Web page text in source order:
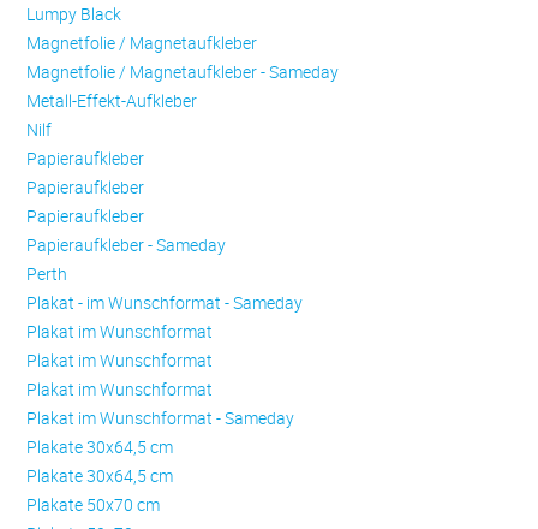
Lumpy Black
Magnetfolie / Magnetaufkleber
Magnetfolie / Magnetaufkleber - Sameday
Metall-Effekt-Aufkleber
Nilf
Papieraufkleber
Papieraufkleber
Papieraufkleber
Papieraufkleber - Sameday
Perth
Plakat - im Wunschformat - Sameday
Plakat im Wunschformat
Plakat im Wunschformat
Plakat im Wunschformat
Plakat im Wunschformat - Sameday
Plakate 30x64,5 cm
Plakate 30x64,5 cm
Plakate 50x70 cm